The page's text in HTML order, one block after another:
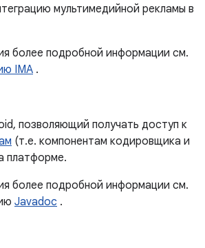
мультимедийной рекламы в
более подробной информации см.
IMA .
позволяющий получать доступ к
(т.е. компонентам кодировщика и
платформе.
более подробной информации см.
Javadoc .